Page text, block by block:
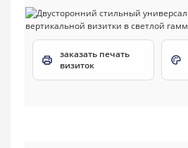
заказать печать
визиток